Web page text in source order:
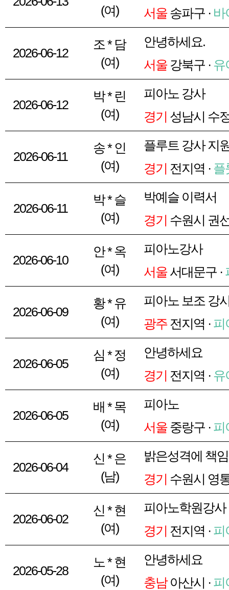
(여) 서울송파구 · 바
2026-06-12
조 * 담
(여)
안녕하세요.
서울강북구 · 유
2026-06-12
박 * 린
(여)
피아노 강사
경기 성남시 수
2026-06-11
송 * 인
(여)
플루트 강사 지
경기 전지역 · 플
2026-06-11
박 * 슬
(여)
박예슬 이력서
경기 수원시 권
2026-06-10
안 * 옥
(여)
피아노강사
서울서대문구 ·
2026-06-09
황 * 유
(여)
피아노 보조 강
광주전지역 · 피
2026-06-05
심 * 정
(여)
안녕하세요
경기 전지역 · 유
2026-06-05
배 * 목
(여)
피아노
서울중랑구 · 피
2026-06-04
신 * 은
(남)
밝은성격에 책
경기 수원시 영
2026-06-02
신 * 현
(여)
피아노학원강
경기 전지역 · 피
2026-05-28
노 * 현
(여)
안녕하세요
충남아산시 · 피